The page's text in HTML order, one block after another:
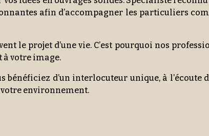
afin d’accompagner les particuliers
le projet d’une vie. C’est pourquoi nos
à votre image.
bénéficiez d’un interlocuteur unique, à
votre environnement.